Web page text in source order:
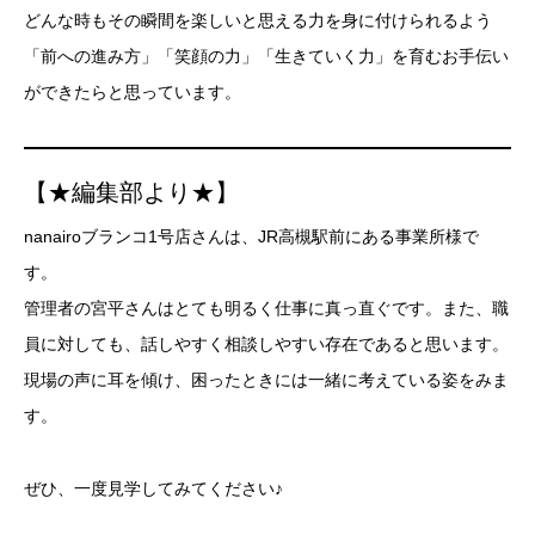
どんな時もその瞬間を楽しいと思える力を身に付けられるよう
「前への進み方」「笑顔の力」「生きていく力」を育むお手伝い
ができたらと思っています。
【★編集部より★】
nanairoブランコ1号店さんは、JR高槻駅前にある事業所様で
す。
管理者の宮平さんはとても明るく仕事に真っ直ぐです。また、職
員に対しても、話しやすく相談しやすい存在であると思います。
現場の声に耳を傾け、困ったときには一緒に考えている姿をみま
す。
ぜひ、一度見学してみてください♪